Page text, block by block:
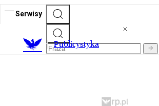
Serwisy
Publicystyka